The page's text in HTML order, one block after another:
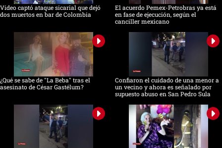
Video captó ataque sicarial que dejó
dos muertos en bar de Colombia
El acuerdo Pemex-Petrobras ya está
en fase de ejecución, según el
canciller mexicano
¿Qué se sabe de "La Beba" tras el
asesinato de César Gastélum?
Confiaron el cuidado de una menor a
un vecino y ahora es señalado por
supuesto abuso en San Pedro Sula